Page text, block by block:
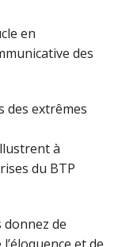
en
des
des extrêmes
à
du BTP
de
et de